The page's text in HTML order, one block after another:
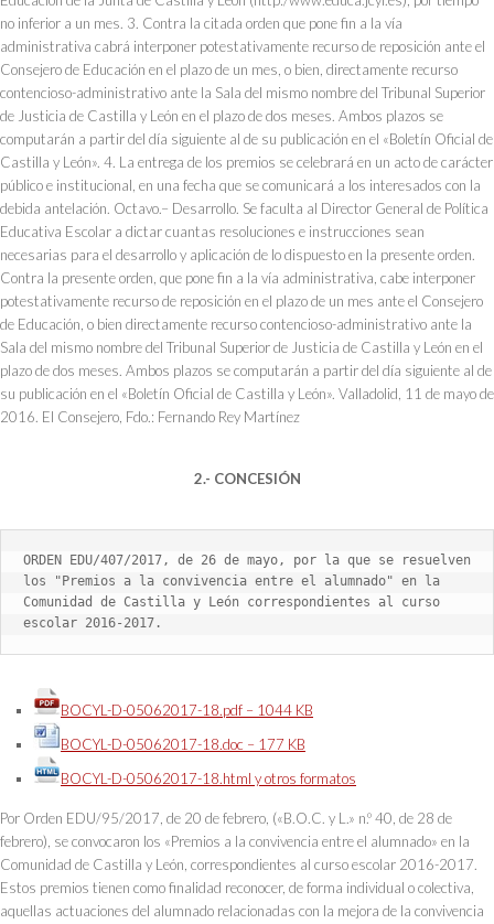
no inferior a un mes. 3. Contra la citada orden que pone fin a la vía
administrativa cabrá interponer potestativamente recurso de reposición ante el
Consejero de Educación en el plazo de un mes, o bien, directamente recurso
contencioso-administrativo ante la Sala del mismo nombre del Tribunal Superior
de Justicia de Castilla y León en el plazo de dos meses. Ambos plazos se
computarán a partir del día siguiente al de su publicación en el «Boletín Oficial de
Castilla y León». 4. La entrega de los premios se celebrará en un acto de carácter
público e institucional, en una fecha que se comunicará a los interesados con la
debida antelación. Octavo.– Desarrollo. Se faculta al Director General de Política
Educativa Escolar a dictar cuantas resoluciones e instrucciones sean
necesarias para el desarrollo y aplicación de lo dispuesto en la presente orden.
Contra la presente orden, que pone fin a la vía administrativa, cabe interponer
potestativamente recurso de reposición en el plazo de un mes ante el Consejero
de Educación, o bien directamente recurso contencioso-administrativo ante la
Sala del mismo nombre del Tribunal Superior de Justicia de Castilla y León en el
plazo de dos meses. Ambos plazos se computarán a partir del día siguiente al de
su publicación en el «Boletín Oficial de Castilla y León». Valladolid, 11 de mayo de
2016. El Consejero, Fdo.: Fernando Rey Martínez
2.- CONCESIÓN
ORDEN EDU/407/2017, de 26 de mayo, por la que se resuelven
los "Premios a la convivencia entre el alumnado" en la
Comunidad de Castilla y León correspondientes al curso
escolar 2016-2017.
BOCYL-D-05062017-18.pdf – 1044 KB
BOCYL-D-05062017-18.doc – 177 KB
BOCYL-D-05062017-18.html y otros formatos
Por Orden EDU/95/2017, de 20 de febrero, («B.O.C. y L.» n.º 40, de 28 de
febrero), se convocaron los «Premios a la convivencia entre el alumnado» en la
Comunidad de Castilla y León, correspondientes al curso escolar 2016-2017.
Estos premios tienen como finalidad reconocer, de forma individual o colectiva,
aquellas actuaciones del alumnado relacionadas con la mejora de la convivencia